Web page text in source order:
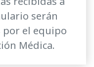
serán
por el equipo
Médica.